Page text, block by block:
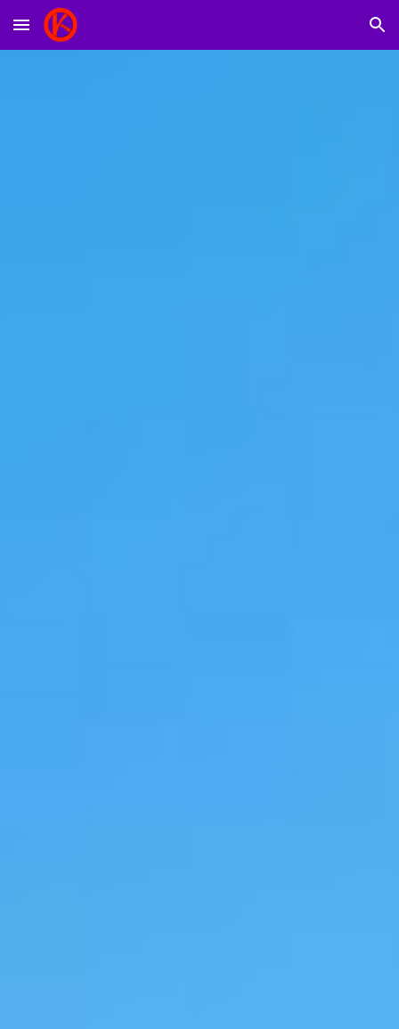
Skip to main content Skip to navigation